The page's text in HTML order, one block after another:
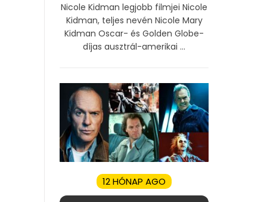
Nicole Kidman legjobb filmjei Nicole
Kidman, teljes nevén Nicole Mary
Kidman Oscar- és Golden Globe-
díjas ausztrál-amerikai ...
12 HÓNAP AGO